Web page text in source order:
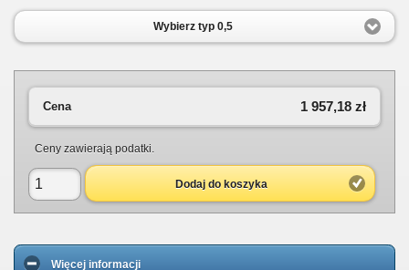
Wybierz typ 0,5
1 957,18 zł
Cena
Ceny zawierają podatki.
Dodaj do koszyka
Więcej informacji